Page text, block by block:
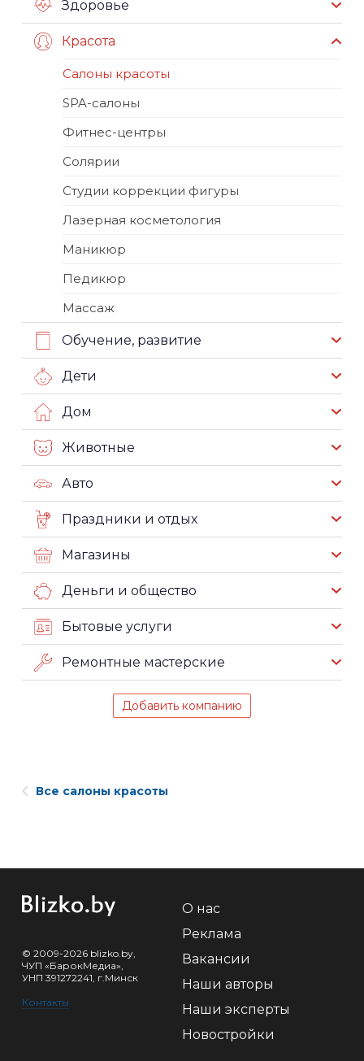
Здоровье
Красота
Салоны красоты
SPA-салоны
Фитнес-центры
Солярии
Студии коррекции фигуры
Лазерная косметология
Маникюр
Педикюр
Массаж
Обучение, развитие
Дети
Дом
Животные
Авто
Праздники и отдых
Магазины
Деньги и общество
Бытовые услуги
Ремонтные мастерские
Добавить компанию
Все салоны красоты
© 2009-2026 blizko.by,
ЧУП «БарокМедиа»,
УНП 391272241, г.Минск
Контакты
О нас
Реклама
Вакансии
Наши авторы
Наши эксперты
Новостройки